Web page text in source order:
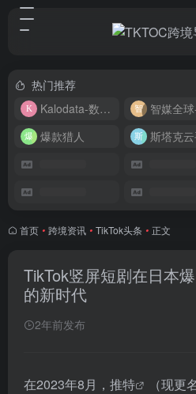
热门推荐
Kalodata-数据分析平台
爆款猎人
斯塔克
首页 • 跨境资讯 • TikTok头条 • 正文
TikTok竖屏短剧在日本
的新时代
2年前发布
在2023年8月， 推特
（现更